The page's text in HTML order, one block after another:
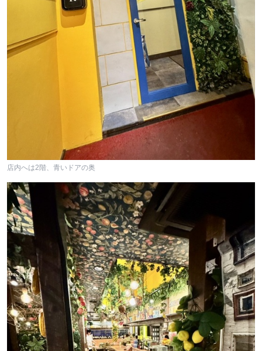
店内へは2階、青いドアの奥